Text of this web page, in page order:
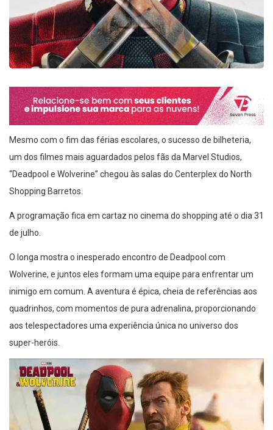
Mesmo com o fim das férias escolares, o sucesso de bilheteria,
um dos filmes mais aguardados pelos fãs da Marvel Studios,
“Deadpool e Wolverine” chegou às salas do Centerplex do North
Shopping Barretos.
A programação fica em cartaz no cinema do shopping até o dia 31
de julho.
O longa mostra o inesperado encontro de Deadpool com
Wolverine, e juntos eles formam uma equipe para enfrentar um
inimigo em comum. A aventura é épica, cheia de referências aos
quadrinhos, com momentos de pura adrenalina, proporcionando
aos telespectadores uma experiência única no universo dos
super-heróis.